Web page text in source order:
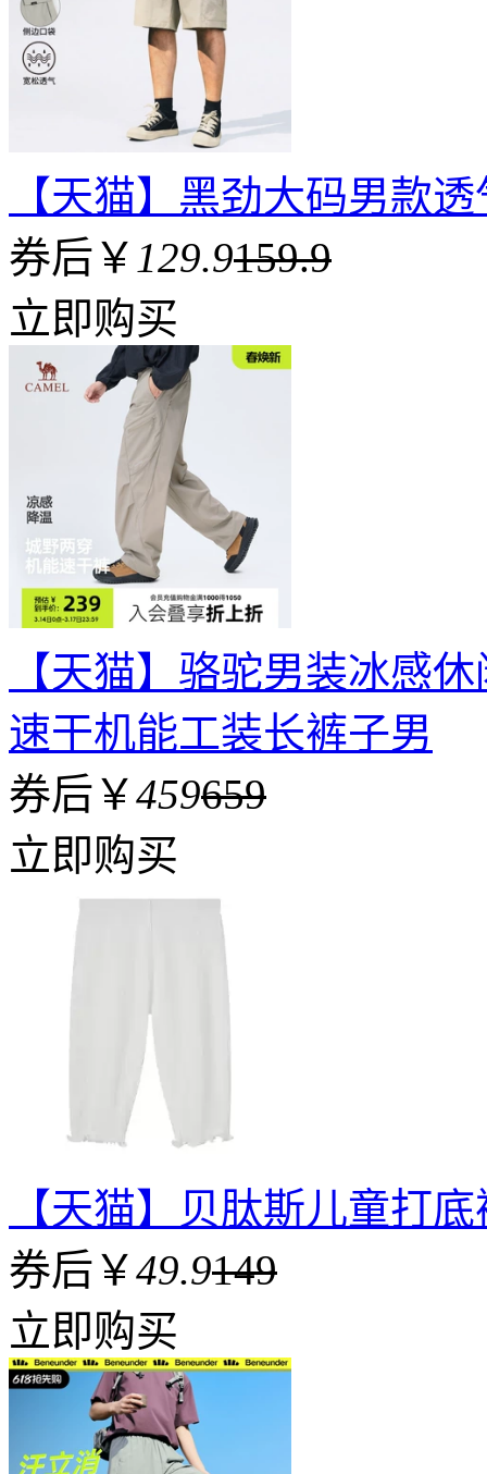
【天猫】黑劲大码男款
券后￥ 129.9159.9
立即购买
【天猫】骆驼男装冰感
速干机能工装长裤子男
券后￥459659
立即购买
【天猫】贝肽斯儿童打
券后￥49.9149
立即购买